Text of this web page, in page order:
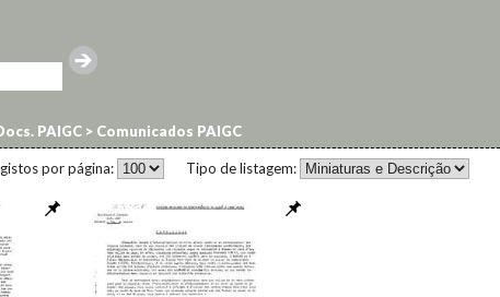
PAIGC > Comunicados PAIGC
Tipo de listagem:
por página: